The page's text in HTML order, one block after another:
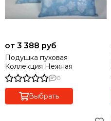
от 3 388 руб
Подушка пуховая
Коллекция Нежная
0
Выбрать